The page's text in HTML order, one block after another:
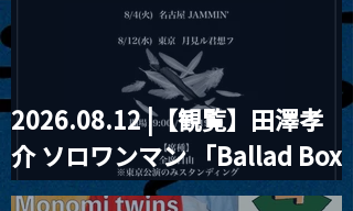
2026.08.12 |【観覧】田澤孝
介 ソロワンマン 「Ballad Box
2026」